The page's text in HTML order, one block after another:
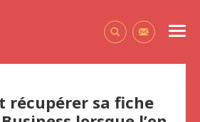
Le blog de Première Place
Contactez-
récupérer sa fiche